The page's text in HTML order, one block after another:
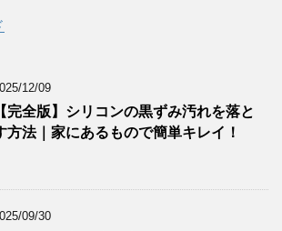
12/09
【完全版】シリコンの黒ずみ汚れを落と
方法｜家にあるもので簡単キレイ！
09/30